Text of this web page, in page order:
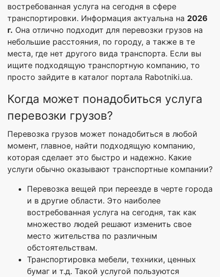
востребованная услуга на сегодня в сфере
транспортировки. Информация актуальна на 2026
г. Она отлично подходит для перевозки грузов на
небольшие расстояния, по городу, а также в те
места, где нет другого вида транспорта. Если вы
ищите подходящую транспортную компанию, то
просто зайдите в каталог портала Rabotniki.ua.
Когда может понадобиться услуга
перевозки грузов?
Перевозка грузов может понадобиться в любой
момент, главное, найти подходящую компанию,
которая сделает это быстро и надежно. Какие
услуги обычно оказывают транспортные компании?
Перевозка вещей при переезде в черте города
и в другие области. Это наиболее
востребованная услуга на сегодня, так как
множество людей решают изменить свое
место жительства по различным
обстоятельствам.
Транспортировка мебели, техники, ценных
бумаг и т.д. Такой услугой пользуются